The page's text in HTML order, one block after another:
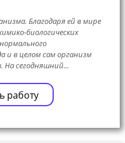
Благодаря ей в мире
биологических
и в целом сам организм
На сегодняшний...
работу